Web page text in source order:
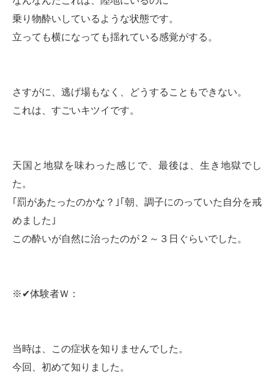
乗り物酔いしているような状態です。
立っても横になっても揺れている感覚がする。
さすがに、逃げ場もなく、どうすることもできない。
これは、すごいキツイです。
天国と地獄を味わった感じで、最後は、生き地獄でし
た。
｢罰があたったのかな？｣｢朝、調子にのっていた自分を戒
めました｣
この酔いが自然に治ったのが２～３日ぐらいでした。
※✔体験者Ｗ：
当時は、この症状を知りませんでした。
今回、初めて知りました。